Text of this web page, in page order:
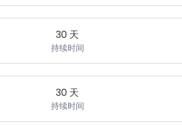
30 天
持续时间
30 天
持续时间